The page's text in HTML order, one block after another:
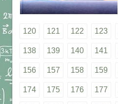
120 121 122 123
138 139 140 141
156 157 158 159
174 175 176 177